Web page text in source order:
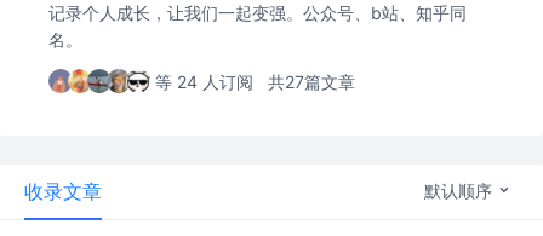
记录个人成长，让我们一起变强。公众号、b站、知乎同
名。
等 24 人订阅 共27篇文章
收录文章 默认顺序